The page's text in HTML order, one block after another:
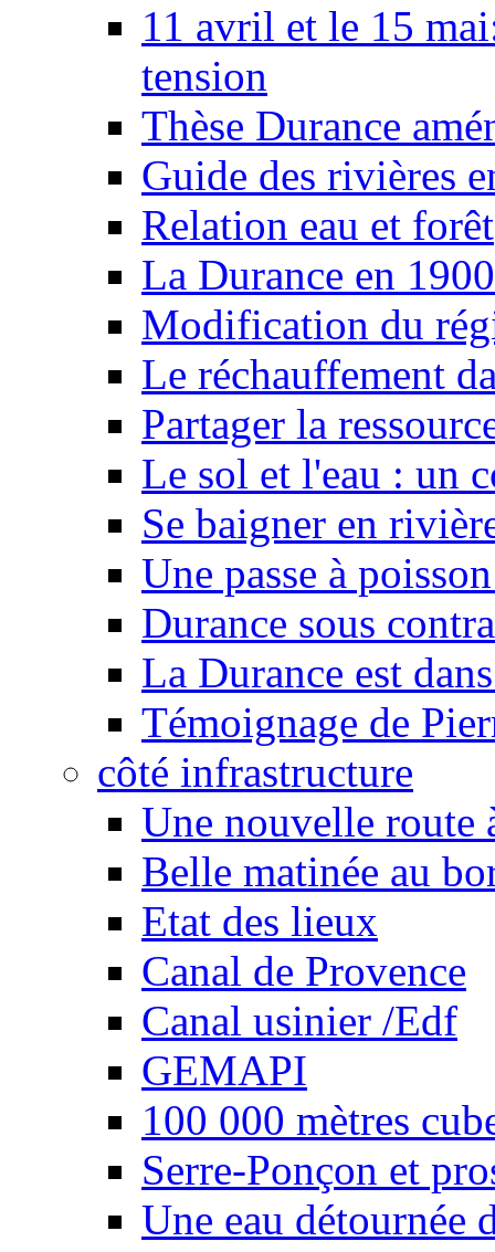
11 avril et le 15
tension
Thèse Durance
Guide des rivières
Relation eau et forêt
La Durance en 1900
Modification du
Le réchauffement
Partager la
Le sol et l'eau : un
Se baigner en
Une passe à
Durance sous
La Durance est
Témoignage de
côté infrastructure
Une nouvelle route
Belle matinée au
Etat des lieux
Canal de Provence
Canal usinier /Edf
GEMAPI
100 000 mètres
Serre-Ponçon et
Une eau détournée